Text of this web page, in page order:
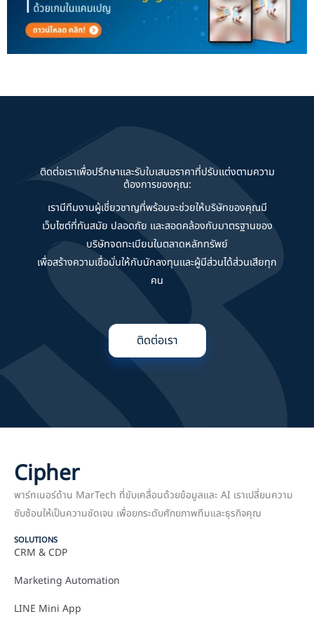
ติดต่อเราเพื่อปรึกษาและรับใบเสนอราคาที่ปรับแต่งตามความ
ต้องการของคุณ:
เรามีทีมงานผู้เชี่ยวชาญที่พร้อมจะช่วยให้บริษัทของคุณมี
เว็บไซต์ที่ทันสมัย ปลอดภัย และสอดคล้องกับมาตรฐานของ
บริษัทจดทะเบียนในตลาดหลักทรัพย์
เพื่อสร้างความเชื่อมั่นให้กับนักลงทุนและผู้มีส่วนได้ส่วนเสียทุก
คน
ติดต่อเรา
Cipher
พาร์ทเนอร์ด้าน MarTech ที่ขับเคลื่อนด้วยข้อมูลและ AI เราเปลี่ยนความ
ซับซ้อนให้เป็นความชัดเจน เพื่อยกระดับศักยภาพทีมและธุรกิจคุณ
SOLUTIONS
CRM & CDP
Marketing Automation
LINE Mini App